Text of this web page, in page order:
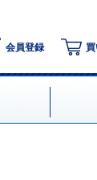
会員登録